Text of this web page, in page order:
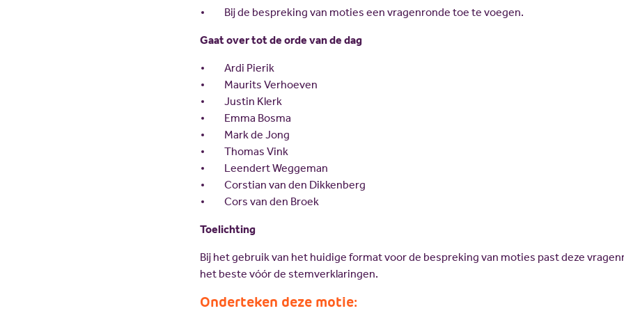
Bij de bespreking van moties een vragenronde toe te voegen.
Gaat over tot de orde van de dag
Ardi Pierik
Maurits Verhoeven
Justin Klerk
Emma Bosma
Mark de Jong
Thomas Vink
Leendert Weggeman
Corstian van den Dikkenberg
Cors van den Broek
Toelichting
Bij het gebruik van het huidige format voor de bespreking van moties past deze
het beste vóór de stemverklaringen.
Onderteken deze motie: